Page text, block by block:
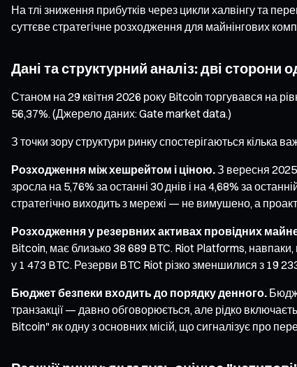
На тлі зниження прибутків через цикли халвінгу та
суттєве стратегічне розходження для майнінгових
Дані та структурний аналіз: дві сторони
Станом на 29 квітня 2026 року Bitcoin торгувався на
56,37%. (Джерело даних: Gate market data.)
З точки зору структури ринку спостерігаються кілька
Розходження між хешрейтом і ціною.З вересня
зросла на 5,76% за останні 30 днів і на 4,68% за
стратегічно виходить з мережі — не вимушено, а
Розходження у резервних активах провідних
Bitcoin, має близько 38 689 BTC. Riot Platforms,
у 1 473 BTC. Резерви BTC Riot різко зменшилися з 19
Бюджет безпеки входить до порядку денного.
транзакції — давно обговорюється, але рідко
Bitcoin" як одну з основних місій, що сигналізує про